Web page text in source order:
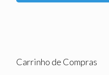
Carrinho de Compras